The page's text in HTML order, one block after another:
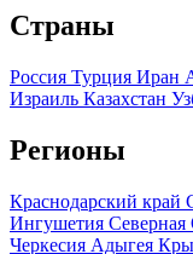
Страны
Россия Турция Иран
Израиль Казахстан
Регионы
Краснодарский край
Ингушетия Северная
Черкесия Адыгея